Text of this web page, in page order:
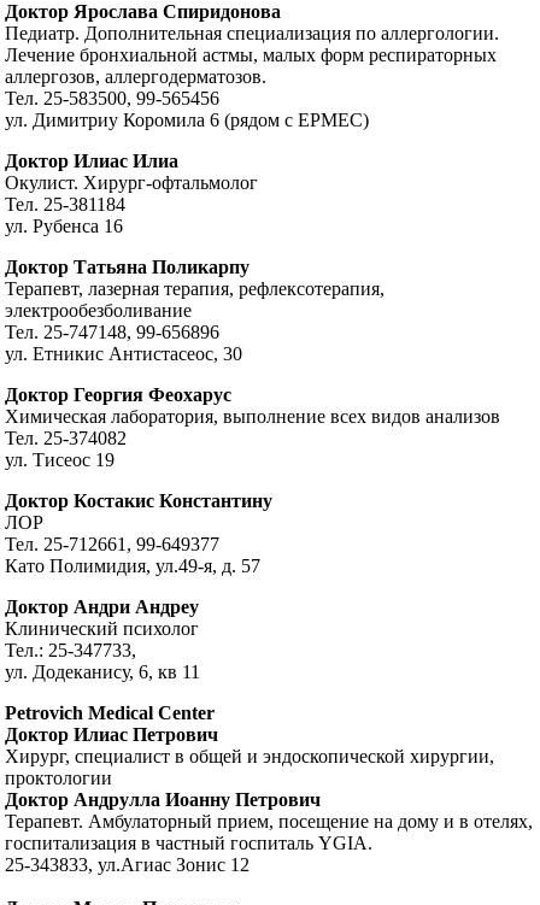
Доктор Ярослава Спиридонова
Педиатр. Дополнительная специализация по аллергологии.
Лечение бронхиальной астмы, малых форм респираторных
аллергозов, аллергодерматозов.
Тел. 25-583500, 99-565456
ул. Димитриу Коромила 6 (рядом с ЕРМЕС)
Доктор Илиас Илиа
Окулист. Хирург-офтальмолог
Тел. 25-381184
ул. Рубенса 16
Доктор Татьяна Поликарпу
Терапевт, лазерная терапия, рефлексотерапия,
электрообезболивание
Тел. 25-747148, 99-656896
ул. Етникис Антистасеос, 30
Доктор Георгия Феохарус
Химическая лаборатория, выполнение всех видов анализов
Тел. 25-374082
ул. Тисеос 19
Доктор Костакис Константину
ЛОР
Тел. 25-712661, 99-649377
Като Полимидия, ул.49-я, д. 57
Доктор Андри Андреу
Клинический психолог
Тел.: 25-347733,
ул. Додеканису, 6, кв 11
Petrovich Medical Center
Доктор Илиас Петрович
Хирург, специалист в общей и эндоскопической хирургии,
проктологии
Доктор Андрулла Иоанну Петрович
Терапевт. Амбулаторный прием, посещение на дому и в отелях,
госпитализация в частный госпиталь YGIA.
25-343833, ул.Агиас Зонис 12